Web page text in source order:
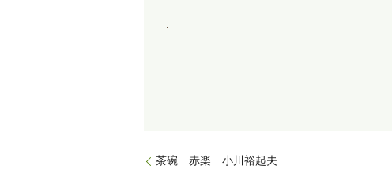
茶碗 赤楽 小川裕起夫